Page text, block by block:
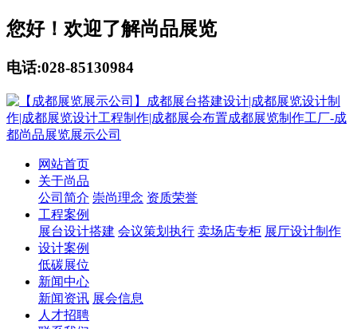
您好！欢迎了解尚品展览
电话:028-85130984
网站首页
关于尚品
公司简介 崇尚理念 资质荣誉
工程案例
展台设计搭建 会议策划执行 卖场店专柜 展厅设计制作
设计案例
低碳展位
新闻中心
新闻资讯 展会信息
人才招聘